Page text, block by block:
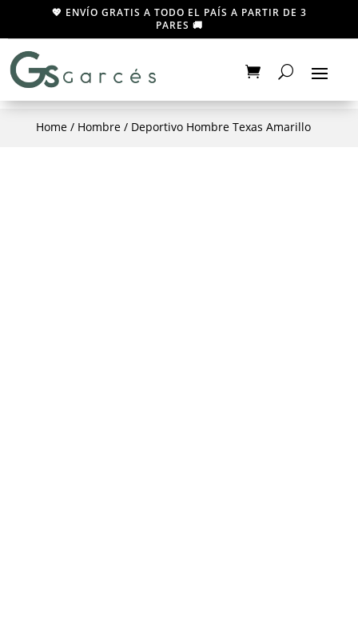
💖 ENVÍO GRATIS A TODO EL PAÍS A PARTIR DE 3
PARES 🚚
Home/ Hombre/ Deportivo Hombre Texas Amarillo